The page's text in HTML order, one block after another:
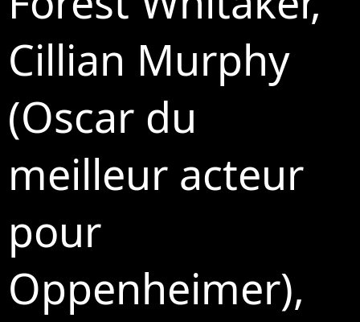
Cillian Murphy
(Oscar du
meilleur acteur
pour
Oppenheimer),